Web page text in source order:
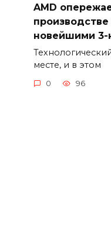
AMD
новейшими 3-
месте, и в этом
0 96